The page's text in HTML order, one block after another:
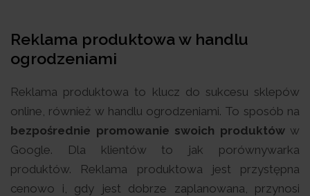
Reklama produktowa w handlu
ogrodzeniami
Reklama produktowa to klucz do sukcesu sklepów
online, również w handlu ogrodzeniami. To sposób na
bezpośrednie promowanie swoich produktóww
Google. Dla klientów to jak porównywarka
produktów. Reklama produktowa jest przystępna
cenowo i, gdy jest dobrze zaplanowana, przynosi